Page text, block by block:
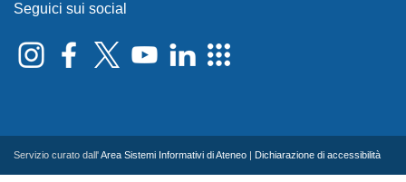
Seguici sui social
Servizio curato dall'Area Sistemi Informativi di Ateneo Dichiarazione di accessibilità